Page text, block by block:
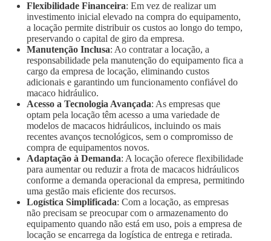
Flexibilidade Financeira: Em vez de realizar um
investimento inicial elevado na compra do equipamento,
a locação permite distribuir os custos ao longo do tempo,
preservando o capital de giro da empresa.
Manutenção Inclusa: Ao contratar a locação, a
responsabilidade pela manutenção do equipamento fica a
cargo da empresa de locação, eliminando custos
adicionais e garantindo um funcionamento confiável do
macaco hidráulico.
Acesso a Tecnologia Avançada: As empresas que
optam pela locação têm acesso a uma variedade de
modelos de macacos hidráulicos, incluindo os mais
recentes avanços tecnológicos, sem o compromisso de
compra de equipamentos novos.
Adaptação à Demanda: A locação oferece flexibilidade
para aumentar ou reduzir a frota de macacos hidráulicos
conforme a demanda operacional da empresa, permitindo
uma gestão mais eficiente dos recursos.
Logística Simplificada: Com a locação, as empresas
não precisam se preocupar com o armazenamento do
equipamento quando não está em uso, pois a empresa de
locação se encarrega da logística de entrega e retirada.